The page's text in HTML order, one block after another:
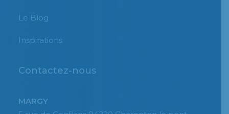
Le Blog
Inspirations
Contactez-nous
MARGY